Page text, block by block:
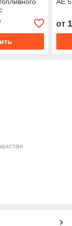
от